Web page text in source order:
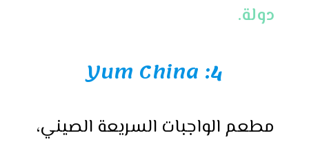
دولة.
4:
Yum China
مطعم الواجبات السريعة الصيني،